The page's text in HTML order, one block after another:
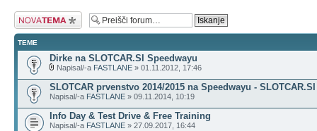
Napiši novo temo
TEME
Dirke na SLOTCAR.SI Speedwayu
Napisal/-a FASTLANE » 01.11.2012, 17:46
SLOTCAR prvenstvo 2014/2015 na Speedwayu - SLOTCAR.SI
Napisal/-a FASTLANE » 09.11.2014, 10:19
Info Day & Test Drive & Free Training
Napisal/-a FASTLANE » 27.09.2017, 16:44